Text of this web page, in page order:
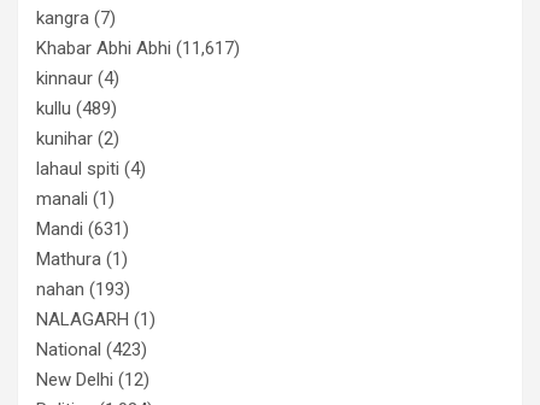
kangra (7)
Khabar Abhi Abhi (11,617)
kinnaur (4)
kullu (489)
kunihar (2)
lahaul spiti (4)
manali (1)
Mandi (631)
Mathura (1)
nahan (193)
NALAGARH (1)
National (423)
New Delhi (12)